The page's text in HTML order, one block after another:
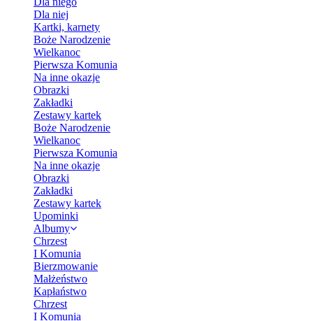
Dla niej
Kartki, karnety
Boże Narodzenie
Wielkanoc
Pierwsza Komunia
Na inne okazje
Obrazki
Zakładki
Zestawy kartek
Boże Narodzenie
Wielkanoc
Pierwsza Komunia
Na inne okazje
Obrazki
Zakładki
Zestawy kartek
Upominki
Albumy
Chrzest
I Komunia
Bierzmowanie
Małżeństwo
Kapłaństwo
Chrzest
I Komunia